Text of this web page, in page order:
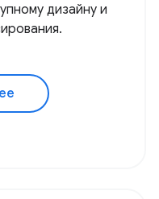
дизайну и